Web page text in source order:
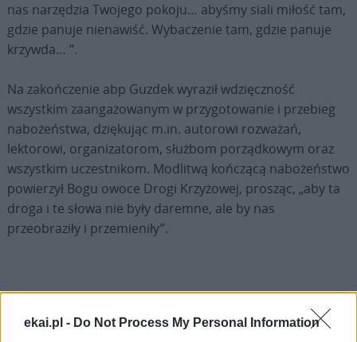
ekai.pl - Do Not Process My Personal Information
nas narzędzia Twojego pokoju… abyśmy siali miłość tam,
gdzie panuje nienawiść. Wybaczenie tam, gdzie panuje
krzywda… ”.
Na zakończenie abp Guzdek wyraził wdzięczność
wszystkim zaangażowanym w przygotowanie i przebieg
nabożeństwa, dziękując m.in. autorowi rozważań,
lektorowi, organizatorom, służbom porządkowym oraz
wszystkim uczestnikom. Modlitwą kończącą nabożeństwo
powierzył Bogu owoce Drogi Krzyżowej, prosząc, „aby ta
droga i te słowa nie były daremne, ale by nas
przeobraziły i przemieniły”.
Drogi Czytelniku,